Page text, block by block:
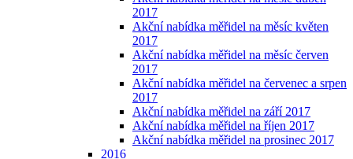
2017
Akční nabídka měřidel na měsíc květen
2017
Akční nabídka měřidel na měsíc červen
2017
Akční nabídka měřidel na červenec a srpen
2017
Akční nabídka měřidel na září 2017
Akční nabídka měřidel na říjen 2017
Akční nabídka měřidel na prosinec 2017
2016